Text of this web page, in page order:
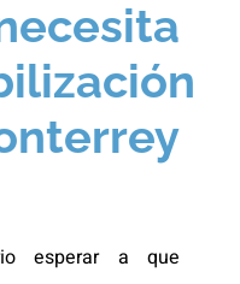
esperar a que